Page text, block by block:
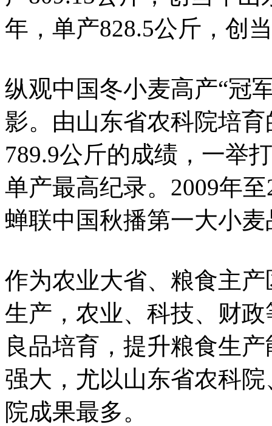
年，单产828.5公斤，创
纵观中国冬小麦高产“冠
影。由山东省农科院培育
789.9公斤的成绩，一举
单产最高纪录。2009年
蝉联中国秋播第一大小
作为农业大省、粮食主
生产，农业、科技、财
良品培育，提升粮食生
强大，尤以山东省农科
院成果最多。